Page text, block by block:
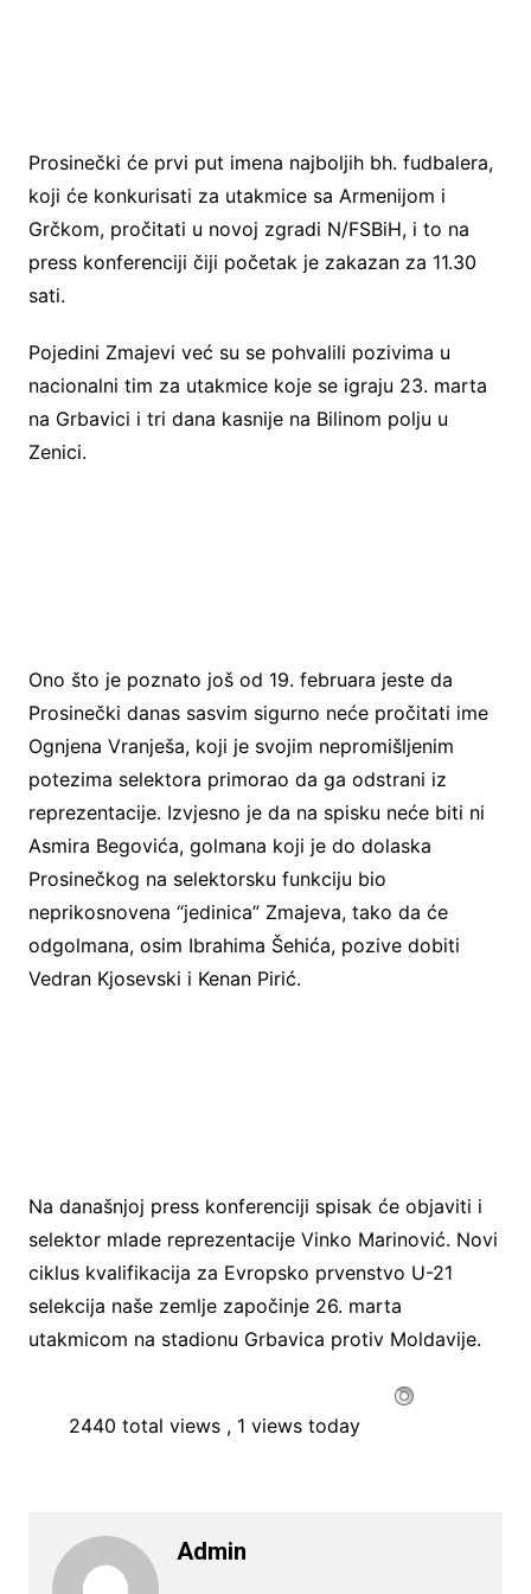
Prosinečki će prvi put imena najboljih bh. fudbalera,
koji će konkurisati za utakmice sa Armenijom i
Grčkom, pročitati u novoj zgradi N/FSBiH, i to na
press konferenciji čiji početak je zakazan za 11.30
sati.
Pojedini Zmajevi već su se pohvalili pozivima u
nacionalni tim za utakmice koje se igraju 23. marta
na Grbavici i tri dana kasnije na Bilinom polju u
Zenici.
Ono što je poznato još od 19. februara jeste da
Prosinečki danas sasvim sigurno neće pročitati ime
Ognjena Vranješa, koji je svojim nepromišljenim
potezima selektora primorao da ga odstrani iz
reprezentacije. Izvjesno je da na spisku neće biti ni
Asmira Begovića, golmana koji je do dolaska
Prosinečkog na selektorsku funkciju bio
neprikosnovena “jedinica” Zmajeva, tako da će
odgolmana, osim Ibrahima Šehića, pozive dobiti
Vedran Kjosevski i Kenan Pirić.
Na današnjoj press konferenciji spisak će objaviti i
selektor mlade reprezentacije Vinko Marinović. Novi
ciklus kvalifikacija za Evropsko prvenstvo U-21
selekcija naše zemlje započinje 26. marta
utakmicom na stadionu Grbavica protiv Moldavije.
2440 total views , 1 views today
Admin